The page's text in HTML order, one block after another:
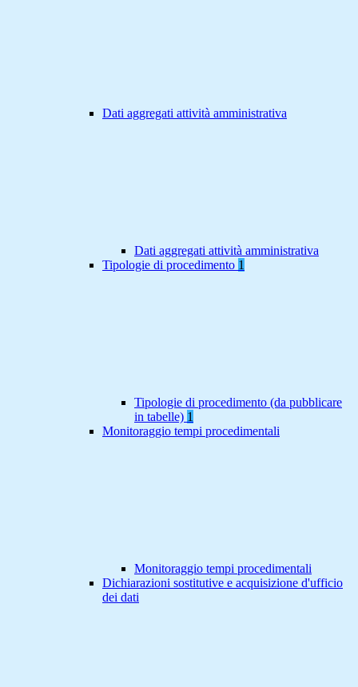
Dati aggregati attività amministrativa
Dati aggregati attività amministrativa
Tipologie di procedimento 1
Tipologie di procedimento (da pubblicare
in tabelle) 1
Monitoraggio tempi procedimentali
Monitoraggio tempi procedimentali
Dichiarazioni sostitutive e acquisizione d'ufficio
dei dati